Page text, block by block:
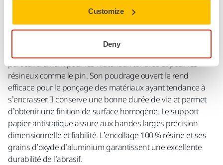
Customize
Deny
Téléchargements
Avomax Antistatic est conçu comme un produit polyvalent
adapté au ponçage de différents types de bois et
particulièrement pour les matériaux tendres et pour les
résineux comme le pin. Son poudrage ouvert le rend
efficace pour le ponçage des matériaux ayant tendance à
s’encrasser. Il conserve une bonne durée de vie et permet
d’obtenir une finition de surface homogène. Le support
papier antistatique assure aux bandes larges précision
dimensionnelle et fiabilité. L’encollage 100 % résine et ses
grains d’oxyde d’aluminium garantissent une excellente
durabilité de l’abrasif.